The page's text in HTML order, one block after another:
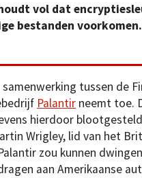
vol dat
bestanden voorkomen.
tussen de
Palantir neemt toe.
hierdoor
Wrigley, lid van het
zou kunnen
aan Amerikaanse